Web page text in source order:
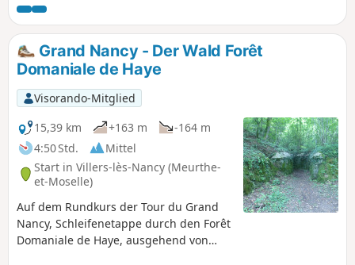
schönen Parc de l’Embanie entdecken, und
obwohl diese Route durch oder um
Wohngebiete herumführt, bleibt man stets
in der Natur, da man auf Fußwegen
unterwegs ist.
Grand Nancy - Der Wald Forêt
Domaniale de Haye
Visorando-Mitglied
15,39 km
+163 m
-164 m
4:50 Std.
Mittel
Start in Villers-lès-Nancy (Meurthe-
et-Moselle)
Auf dem Rundkurs der Tour du Grand
Nancy, Schleifenetappe durch den Forêt
Domaniale de Haye, ausgehend von